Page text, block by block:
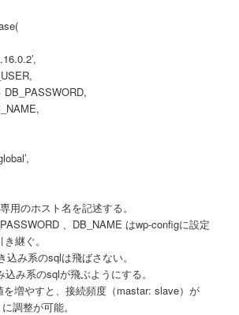
用のホスト名を記述する。
、DB_NAME はwp-configに設定
継ぐ。
み系のsqlは飛ばさない。
み系のsqlが飛ぶようにする。
を増やすと、接続頻度（mastar: slave）が
調整が可能。